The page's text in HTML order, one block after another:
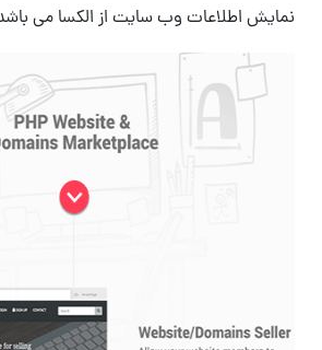
نمایش اطلاعات وب سایت از الکسا می